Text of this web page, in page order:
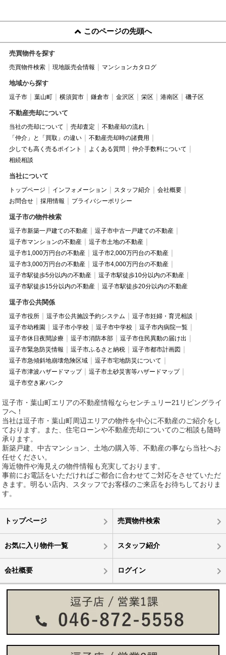
このページの先頭へ
売買物件を探す
売買物件検索 現地販売会情報 マンションカタログ
地域から探す
逗子市 葉山町 横須賀市 鎌倉市 金沢区 栄区 港南区 磯子区
不動産売却について
当社の売却について 売却査定
不動産却の流れ
「仲介」と「買取」の違い
不動産売却時の諸費用
少しでも高く売るポイント
よくある質問
仲介手数料について
相続相談
当社について
トップページ インフォメーション スタッフ紹介
会社概要
お問合せ
採用情報 プライバシーポリシー
逗子市の物件検索
逗子市新築一戸建ての不動産
逗子市中古一戸建ての不動産
逗子市マンションの不動産
逗子市土地の不動産
逗子市1,000万円台の不動産
逗子市2,000万円台の不動産
逗子市3,000万円台の不動産
逗子市4,000万円台の不動産
逗子市駅徒歩5分以内の不動産
逗子市駅徒歩10分以内の不動産
逗子市駅徒歩15分以内の不動産
逗子市駅徒歩20分以内の不動産
逗子市公共関係
逗子市役所 逗子市公共施設予約システム
逗子市妊婦・育児相談
逗子市幼稚園
逗子市小学校 逗子市中学校
逗子市内病院一覧
逗子市休日夜間診療
逗子市消防本部
逗子市住民異動の届け出
逗子市緊急防災情報
逗子市ふるさと納税
逗子市都市計画図
逗子市急傾斜地崩壊危険区域
逗子市宅地防災について
逗子市津波ハザードマップ
逗子市土砂災害等ハザードマップ
逗子市空き家バンク
逗子市・葉山町エリアの不動産情報ならセンチュリー21リビングライ
フへ！
当社は逗子市・葉山町周辺エリアの物件を中心に不動産のご紹介をし
ております。また、住宅ローンや不動産売却についてのご相談も随時
承ります。
新築戸建、中古マンション、土地の購入等、不動産の事なら当社へお
任せください。
海近物件や海見えの物件情報も充実しております。
事前にお電話をいただければご都合に合わせてご対応をさせていただ
きます。明るい店内、スタッフでお客様のご来店をお待ちしておりま
す。
トップページ 売買物件検索
お気に入り物件一覧 スタッフ紹介
会社概要 ログイン